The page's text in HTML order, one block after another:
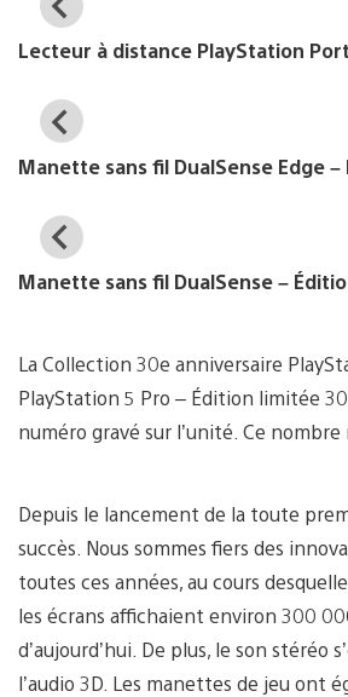
View
and
download
Lecteur à distance PlayStation
View
download
Manette sans fil DualSense Edge
View
and
download
Manette sans fil DualSense –
La Collection 30e anniversaire
PlayStation 5 Pro – Édition limitée
numéro gravé sur l’unité. Ce
Depuis le lancement de la toute
succès. Nous sommes fiers des
toutes ces années, au cours
les écrans affichaient environ 300
d’aujourd’hui. De plus, le son stéréo
l’audio 3D. Les manettes de jeu ont